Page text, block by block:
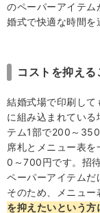
のペーパーアイテム
婚式で快適な時間を
コストを抑え
結婚式場で印刷して
に組み込まれてい
テム1部で200～350
席札とメニュー表
0～700円です。招
ペーパーアイテムだ
そのため、メニュ
を抑えたいという方